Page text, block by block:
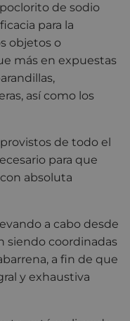
de sodio
para la
objetos o
más en expuestas
así como los
de todo el
para que
absoluta
a cabo desde
siendo coordinadas
a fin de que
y exhaustiva